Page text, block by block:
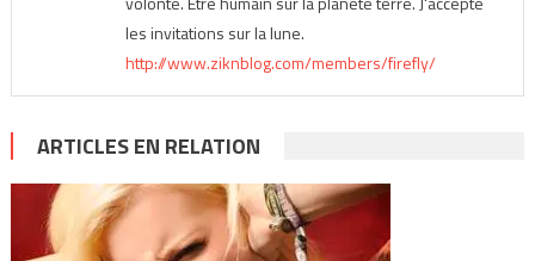
les invitations sur la lune.
http://www.ziknblog.com/members/firefly/
ARTICLES EN RELATION